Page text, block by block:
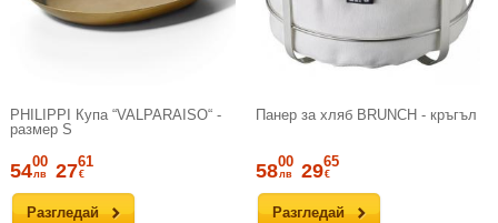
PHILIPPI Купа “VALPARAISO“ -
размер S
Разгледай
5400
лв 2761
€
Панер за хляб BRUNCH - кръгъл
Разгледай
5800
лв 2965
€